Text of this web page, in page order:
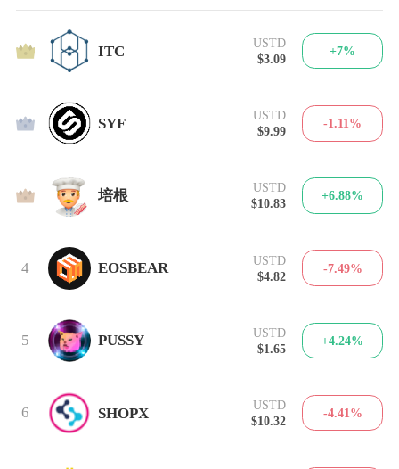
1 ITC
USTD
$3.09
+7%
2 SYF
USTD
$9.99
-1.11%
3 培根
USTD
$10.83
+6.88%
4 EOSBEAR
USTD
$4.82
-7.49%
5 PUSSY
USTD
$1.65
+4.24%
6 SHOPX
USTD
$10.32
-4.41%